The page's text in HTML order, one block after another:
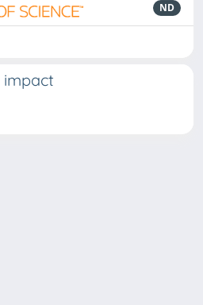
ND
impact